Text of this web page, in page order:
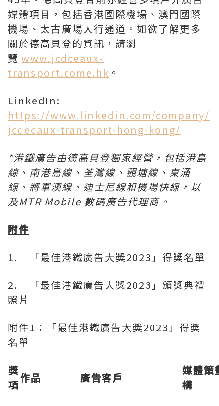
媒體項目，包括香港國際機場、澳門國際
機場、太古廣場人行通道。如欲了解更多
關於德高貝登的資訊，請瀏
覽 www.jcdceaux-
transport.come.hk 。
LinkedIn:
https://www.linkedin.com/company/
jcdecaux-transport-hong-kong/
*港鐵廣告由德高貝登獨家經營，包括港島
線、南港島線、荃灣線、觀塘線、東涌
線、將軍澳線、迪士尼線和機場快線，以
及MTR Mobile 數碼廣告代理商。
附件
1. 「最佳港鐵廣告大獎2023」得獎名單
2. 「最佳港鐵廣告大獎2023」頒獎典禮
照片
附件1：「最佳港鐵廣告大獎2023」得獎
名單
獎
項
作品 廣告客戶
媒體策
構